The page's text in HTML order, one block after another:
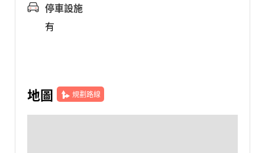
停車設施
有
地圖 規劃路線